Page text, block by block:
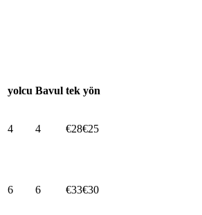
yolcu Bavul tek yön
4 4 €28€25
6 6 €33€30